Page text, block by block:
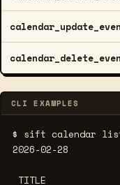
CLI EXAMPLES
$ sift calendar
2026-02-28